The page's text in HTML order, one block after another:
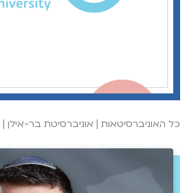
כל האוניברסיטאות | אוניברסיטת בר-אילן |